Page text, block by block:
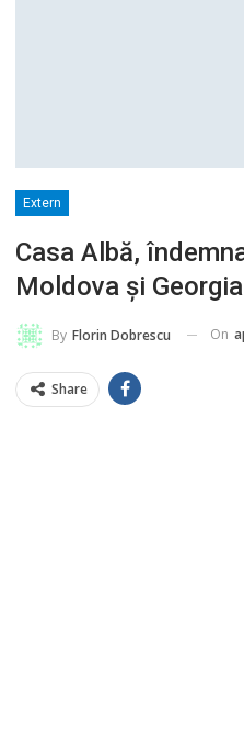
Extern
Casa Albă,
Moldova și Georgia
By Florin Dobrescu On
Share